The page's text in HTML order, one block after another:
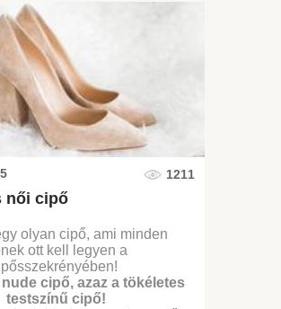
1211
női cipő
olyan cipő, ami minden
ott kell legyen a
nude cipő, azaz a tökéletes
testszínű cipő!